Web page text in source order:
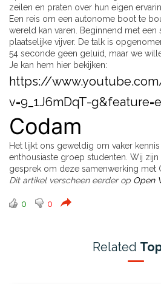
zeilen en praten over hun eigen
Een reis om een autonome boot te
wereld kan varen. Beginnend met
plaatselijke vijver. De talk is
54 seconde geen geluid, maar we
Je kan hem hier bekijken:
https://
v=9_1J6mDqT-
Codam
Het lijkt ons geweldig om vaker
enthousiaste groep studenten. Wij
gesprek om deze samenwerking met
Dit artikel verscheen eerder op Open
0 0
Related